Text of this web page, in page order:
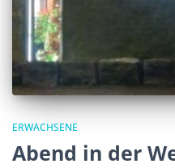
ERWACHSENE
Abend in der